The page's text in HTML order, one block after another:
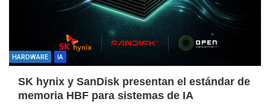
HARDWARE IA
SK hynix y SanDisk presentan el estándar de
memoria HBF para sistemas de IA